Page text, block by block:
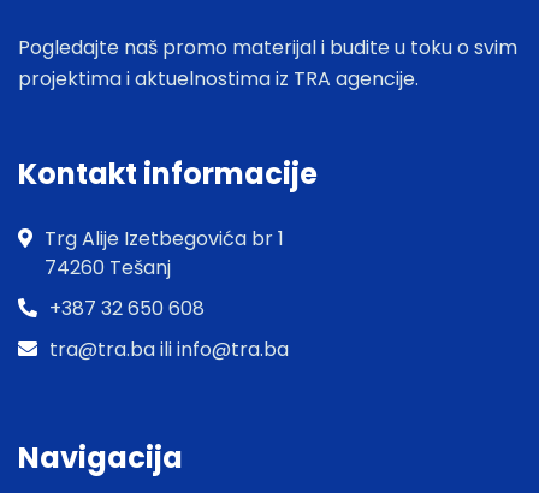
Pogledajte naš promo materijal i budite u toku o svim
projektima i aktuelnostima iz TRA agencije.
Kontakt informacije
Trg Alije Izetbegovića br 1
74260 Tešanj
+387 32 650 608
tra@tra.ba ili info@tra.ba
Navigacija